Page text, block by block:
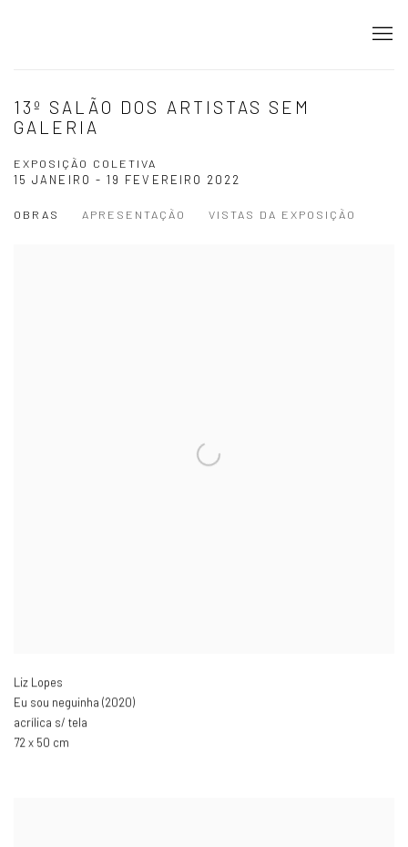
13º SALÃO DOS ARTISTAS SEM
GALERIA
EXPOSIÇÃO COLETIVA
15 JANEIRO - 19 FEVEREIRO 2022
OBRAS APRESENTAÇÃO VISTAS DA EXPOSIÇÃO
Liz Lopes
Eu sou neguinha (2020)
acrílica s/ tela
72 x 50 cm